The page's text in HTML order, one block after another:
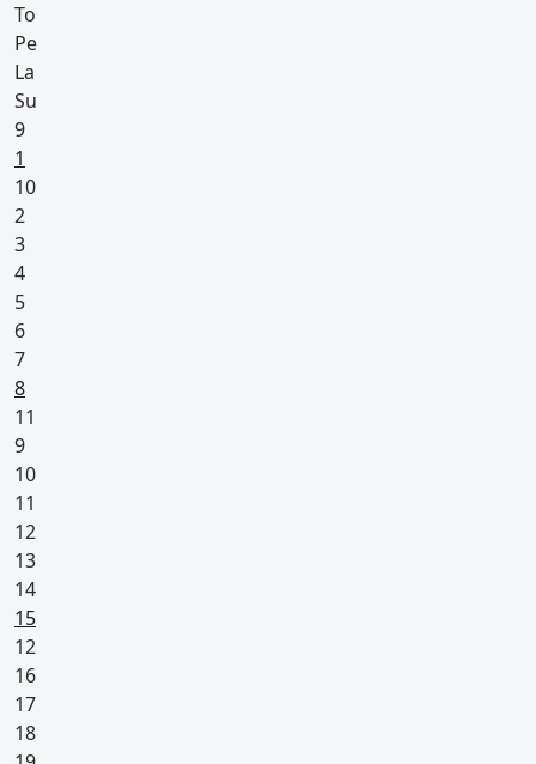
To
Pe
La
Su
9
1
10
2
3
4
5
6
7
8Pyhäpäivä
11
9
10
11
12
13
14
15Pyhäpäivä
12
16
17
18